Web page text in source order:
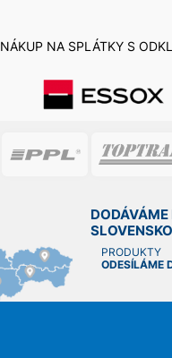
NÁKUP NA SPLÁTKY S
DODÁVÁME
SLOVENSKO
ODESÍLÁME